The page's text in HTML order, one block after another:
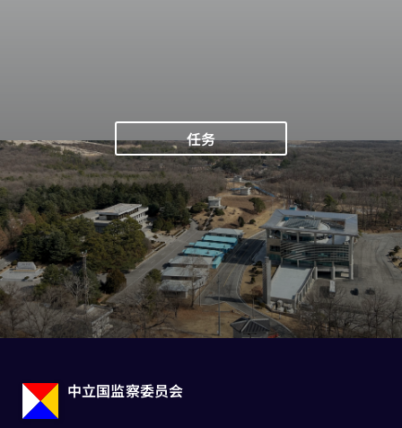
任务
中立国监察委员会